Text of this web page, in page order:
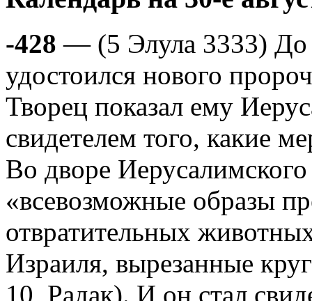
-428 — (5 Элула 3333) До
удостоился нового
Творец показал ему
свидетелем того, какие
Во дворе
«всевозможные образы
отвратительных
Израиля, вырезанные
10, Радак). И он стал